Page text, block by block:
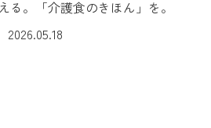
る。「介護食のきほん」を。
2026.05.18